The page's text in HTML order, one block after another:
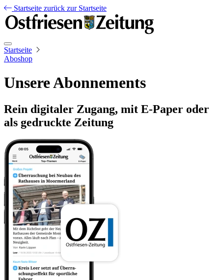
Startseite zurück zur Startseite
Startseite
Aboshop
Unsere Abonnements
Rein digitaler Zugang, mit E-Paper oder
als gedruckte Zeitung